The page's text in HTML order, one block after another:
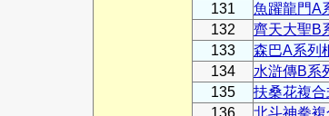
131
魚躍龍門A
132
齊天大聖B
133
森巴A系列
134
水滸傳B系
135
扶桑花複